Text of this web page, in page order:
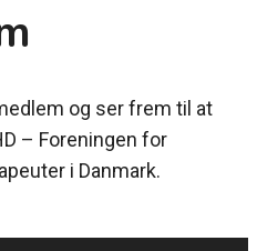
og ser frem til at
– Foreningen for
i Danmark.